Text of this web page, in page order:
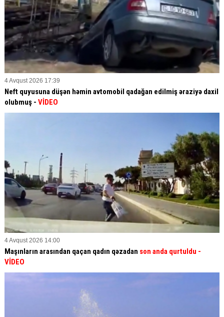
4 Avqust 2026 17:39
Neft quyusuna düşən həmin avtomobil qadağan edilmiş əraziyə daxil
olubmuş - VİDEO
4 Avqust 2026 14:00
Maşınların arasından qaçan qadın qəzadan son anda qurtuldu -
VİDEO